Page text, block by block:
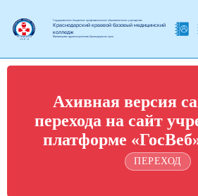
Государственное бюджетное профессиональное образовательное учреждение
Краснодарский краевой базовый медицинский
колледж
Министерства здравоохранения Краснодарского края
Ахивная версия
перехода на сайт
платформе
ПЕРЕХОД